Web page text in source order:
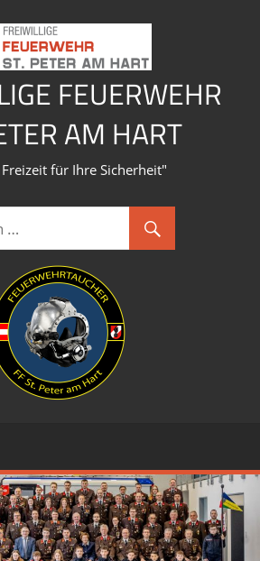
FEUERWEHR
AM HART
für Ihre Sicherheit"